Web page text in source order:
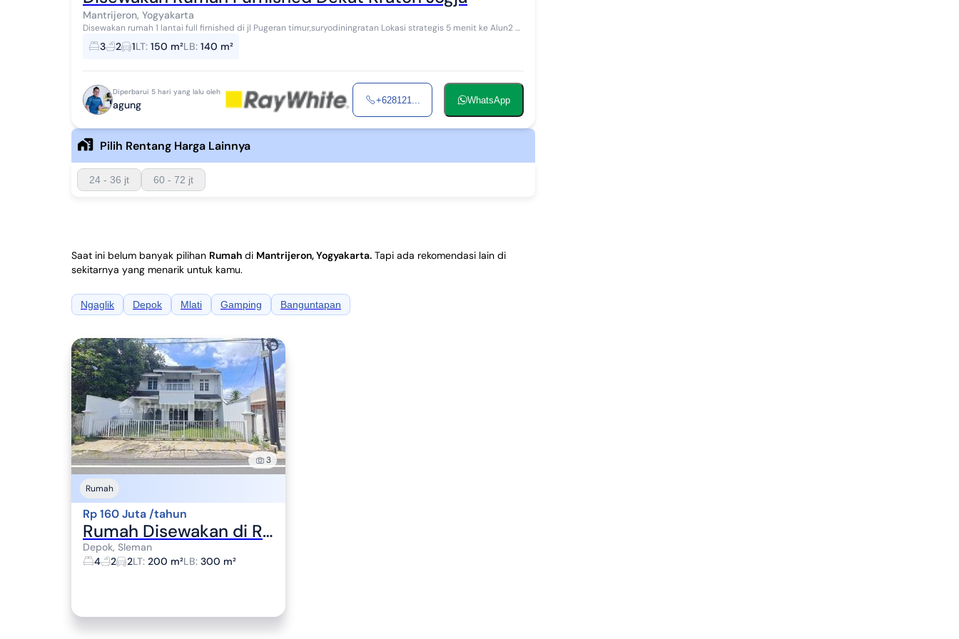
Mantrijeron, Yogyakarta
Disewakan rumah 1 lantai full firnished di jl Pugeran timur,suryodiningratan Lokasi strategis 5 menit ke Alun2 &
Kraton 15 menit ke malioboro Lt 15...
3 2 1LT: 150 m²LB: 140 m²
Diperbarui 5 hari yang lalu oleh
agung +628121... WhatsApp
Pilih Rentang Harga Lainnya
24 - 36 jt 60 - 72 jt
Saat ini belum banyak pilihan Rumah di Mantrijeron, Yogyakarta. Tapi ada rekomendasi lain di
sekitarnya yang menarik untuk kamu.
Ngaglik Depok Mlati Gamping Banguntapan
3
Rumah
Rp 160 Juta /tahun
Rumah Disewakan di Ringroad Utara, Dekat Lottemart, Dekat Rs Hermina
Depok, Sleman
4
2 2LT: 200 m²LB: 300 m²